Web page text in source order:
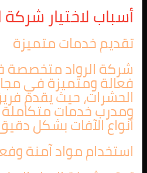
أسباب لاختيار شركة
تقديم خدمات متميزة
شركة الرواد
فعالة ومتميزة في
الحشرات، حيث يقدم
ومدرب خدمات
أنواع الآفات بشكل
استخدام مواد آمنة